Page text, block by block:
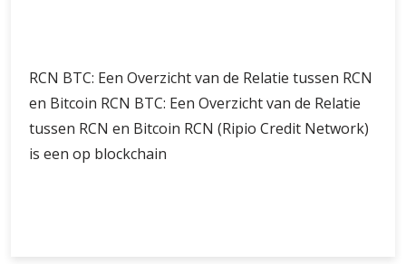
Verder lezen RCN
BTC:
Ontdek